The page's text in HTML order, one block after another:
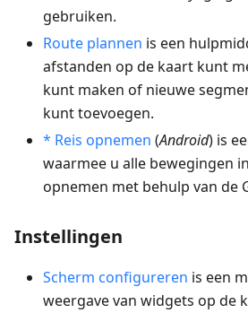
gebruiken.
Route plannen is een
afstanden op de kaart kunt
kunt maken of nieuwe
kunt toevoegen.
* Reis opnemen (Android) is
waarmee u alle bewegingen
opnemen met behulp van de
Instellingen
Scherm configureren is een
weergave van widgets op de